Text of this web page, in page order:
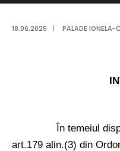
18.06.2025 | PALADE IONELA-
În temeiul
art.179 alin.(3) din